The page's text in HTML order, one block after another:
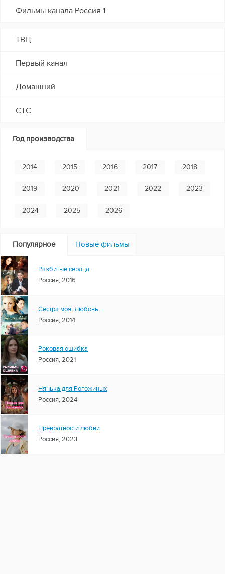
Фильмы канала Россия 1
ТВЦ
Первый канал
Домашний
СТС
Год производства
2014 2015 2016 2017 2018
2019 2020 2021 2022 2023
2024 2025 2026
Популярное Новые фильмы
Разбитые сердца
Россия, 2016
Сестра моя, Любовь
Россия, 2014
Роковая ошибка
Россия, 2021
Нянька для Рогожиных
Россия, 2024
Превратности любви
Россия, 2023